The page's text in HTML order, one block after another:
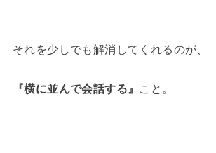
それを少しでも解消してくれるのが、
『横に並んで会話する』 こと。